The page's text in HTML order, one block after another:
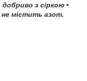
з сіркою •
містить азот.